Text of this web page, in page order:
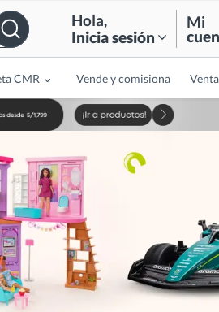
Hola,
Inicia sesión
Mi
CMR Vende y comisiona